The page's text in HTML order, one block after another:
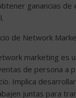
ganancias de
de Network
marketing es
de persona a
Implica
juntas para